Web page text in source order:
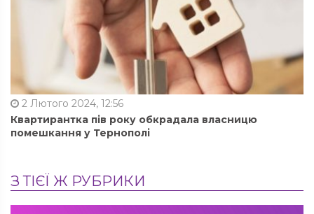
2 Лютого 2024, 12:56
Квартирантка пів року обкрадала власницю
помешкання у Тернополі
З ТІЄЇ Ж РУБРИКИ